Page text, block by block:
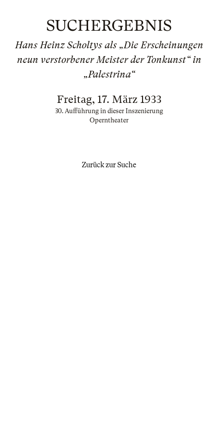
SUCHERGEBNIS
Hans Heinz Scholtys als „Die Erscheinungen
neun verstorbener Meister der Tonkunst“ in
„Palestrina“
Freitag, 17. März 1933
30. Aufführung in dieser Inszenierung
Operntheater
Zurück zur Suche